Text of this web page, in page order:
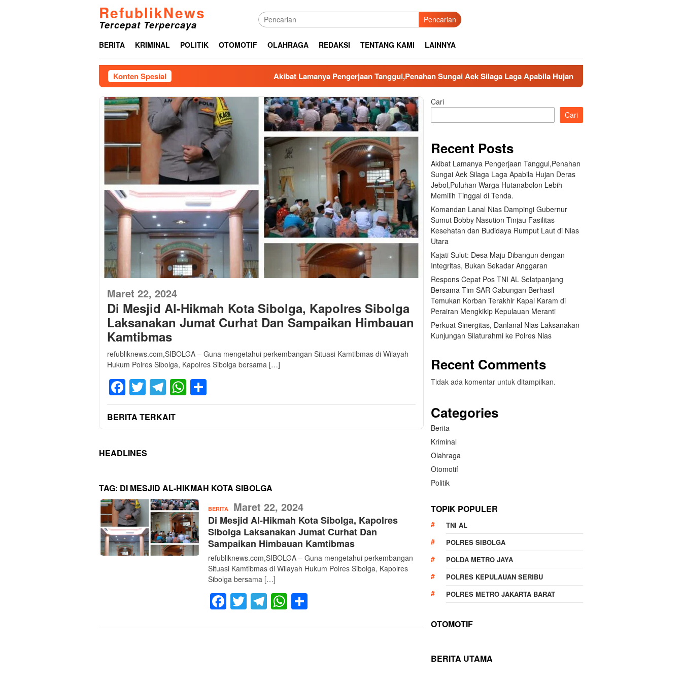
RefublikNews
Tercepat Terpercaya Pencarian
BERITA KRIMINAL POLITIK OTOMOTIF OLAHRAGA REDAKSI TENTANG KAMI LAINNYA
Konten Spesial Akibat Lamanya Pengerjaan Tanggul,Penahan Sungai Aek Silaga Laga Apabila Hujan Deras Jebol,Puluhan Warga
Maret 22, 2024
Di Mesjid Al-Hikmah Kota Sibolga, Kapolres Sibolga
Laksanakan Jumat Curhat Dan Sampaikan Himbauan
Kamtibmas
refubliknews.com,SIBOLGA – Guna mengetahui perkembangan Situasi Kamtibmas di Wilayah
Hukum Polres Sibolga, Kapolres Sibolga bersama […]
Facebook
Twitter
Telegram
WhatsApp
BERITA TERKAIT
HEADLINES
TAG: DI MESJID AL-HIKMAH KOTA SIBOLGA
BERITARefublikNews
Maret 22, 2024
Di Mesjid Al-Hikmah Kota Sibolga, Kapolres
Sibolga Laksanakan Jumat Curhat Dan
Sampaikan Himbauan Kamtibmas
refubliknews.com,SIBOLGA – Guna mengetahui perkembangan
Situasi Kamtibmas di Wilayah Hukum Polres Sibolga, Kapolres
Sibolga bersama […]
Facebook
Twitter
Telegram
WhatsApp
Cari
Cari
Recent Posts
Akibat Lamanya Pengerjaan Tanggul,Penahan
Sungai Aek Silaga Laga Apabila Hujan Deras
Jebol,Puluhan Warga Hutanabolon Lebih
Memilih Tinggal di Tenda.
Komandan Lanal Nias Dampingi Gubernur
Sumut Bobby Nasution Tinjau Fasilitas
Kesehatan dan Budidaya Rumput Laut di Nias
Utara
Kajati Sulut: Desa Maju Dibangun dengan
Integritas, Bukan Sekadar Anggaran
Respons Cepat Pos TNI AL Selatpanjang
Bersama Tim SAR Gabungan Berhasil
Temukan Korban Terakhir Kapal Karam di
Perairan Mengkikip Kepulauan Meranti
Perkuat Sinergitas, Danlanal Nias Laksanakan
Kunjungan Silaturahmi ke Polres Nias
Recent Comments
Tidak ada komentar untuk ditampilkan.
Categories
Berita
Kriminal
Olahraga
Otomotif
Politik
TOPIK POPULER
TNI AL
POLRES SIBOLGA
POLDA METRO JAYA
POLRES KEPULAUAN SERIBU
POLRES METRO JAKARTA BARAT
OTOMOTIF
BERITA UTAMA